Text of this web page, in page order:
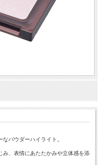
パウダーハイライト。
み、表情にあたたかみや立体感を添